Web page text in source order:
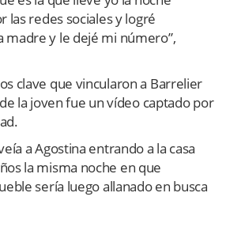
las redes sociales y logré
madre y le dejé mi número”,
clave que vincularon a Barrelier
la joven fue un vídeo captado por
a Agostina entrando a la casa
la misma noche en que
sería luego allanado en busca